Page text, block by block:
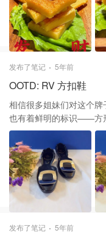
里加入牛奶，搅拌均匀
继续搅拌均匀。 5:在盘
糊！二 6: 放入烤箱350度，45分钟即可
常好吃，带有清香的椰
一向不吃年糕的家属都吃了两块，称
发布了笔记 5年前
OOTD: RV 方扣鞋
相信很多姐妹们对这个
也有着鲜明的标识——方
革，在RV的鞋子上总能看
ReVive RéVive 的黑色漆
时好像是原价买的！
啦。漆皮材质，前面大
小脚裤都棒极了，鞋底也是真皮的。 ❤️品牌
Roger Vivier先生，自
YSL、Dior等老牌时装屋
谢大家的喜欢和支持！❤️❤️
发布了笔记 5年前